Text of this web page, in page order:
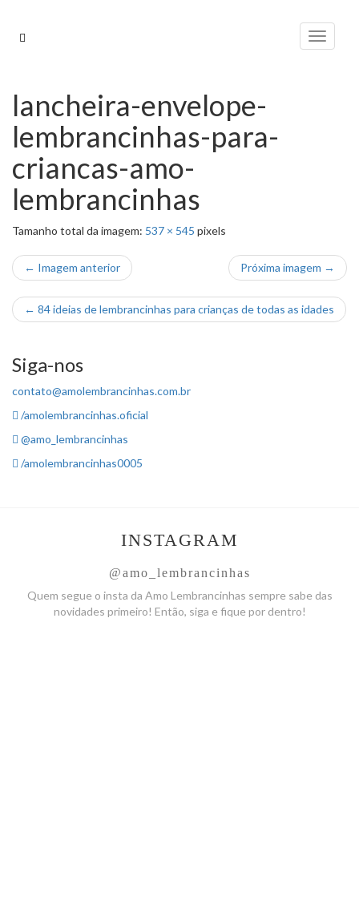
para
Alternar
lancheira-envelope-
lembrancinhas-para-
criancas-amo-
lembrancinhas
Tamanho total da imagem: 537 × 545 pixels
← Imagem anterior Próxima imagem →
← 84 ideias de lembrancinhas para crianças de todas as idades
Siga-nos
contato@amolembrancinhas.com.br
/amolembrancinhas.oficial
@amo_lembrancinhas
/amolembrancinhas0005
INSTAGRAM
@amo_lembrancinhas
Quem segue o insta da Amo Lembrancinhas sempre sabe das
novidades primeiro! Então, siga e fique por dentro!